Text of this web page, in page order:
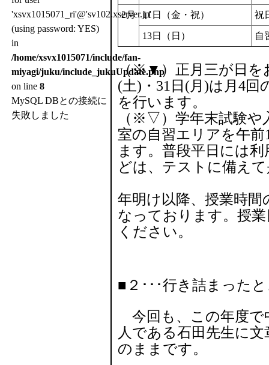
2月 11日（金・祝） 祝
13日（日） 自
（※▼）正月三が日を
(土)・31日(月)は月4
を行います。
（※▽）学年末試験や
室の自習エリアを午
ます。普段平日には
どは、テストに備え
年明け以降、授業時
なっております。授
ください。
■２･･･行き詰まった
今回も、この年度で
人である石田先生に
のままです。
'xsvx1015071_ri'@'sv102.xserver.jp'
(using password: YES)
in
/home/xsvx1015071/include/fan-
miyagi/juku/include_jukuUpdate.php
on line 8
MySQL DBとの接続に
失敗しました